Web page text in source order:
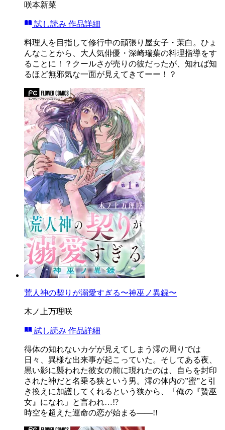
咲本新菜
試し読み 作品詳細
料理人を目指して修行中の頑張り屋女子・茉白。ひょ
んなことから、大人気俳優・深崎瑞葉の料理指導をす
ることに！？クールさが売りの彼だったが、知れば知
るほど無邪気な一面が見えてきてーー！？
荒人神の契りが溺愛すぎる〜神巫ノ異録〜
木ノ上万理咲
試し読み 作品詳細
得体の知れないカゲが見えてしまう澪の周りでは
日々、異様な出来事が起こっていた。そしてある夜、
黒い影に襲われた彼女の前に現れたのは、自らを封印
された神だと名乗る狭という男。澪の体内の”蜜”と引
き換えに加護してくれるという狭から、「俺の『贄巫
女』になれ」と言われ…!?
時空を超えた運命の恋が始まる――!!